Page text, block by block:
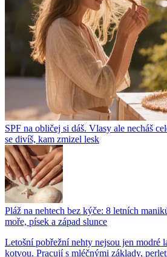
SPF na obličej si dáš. Vlasy ale necháš
se divíš, kam zmizel lesk
Pláž na nehtech bez kýče: 8 letních
moře, písek a západ slunce
Letošní pobřežní nehty nejsou jen modré
kotvou. Pracují s mléčnými základy,